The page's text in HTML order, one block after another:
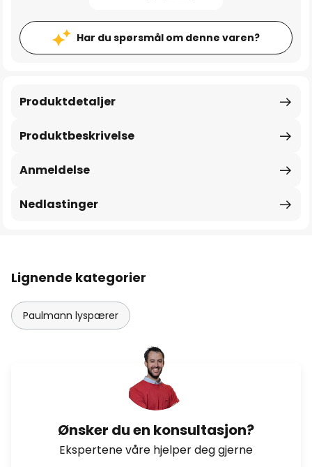
Har du spørsmål om denne varen?
Produktbeskrivelse
Produktdetaljer
Anmeldelse
Nedlastinger
Lignende kategorier
Paulmann lyspærer
Ønsker du en konsultasjon?
Ekspertene våre hjelper deg gjerne